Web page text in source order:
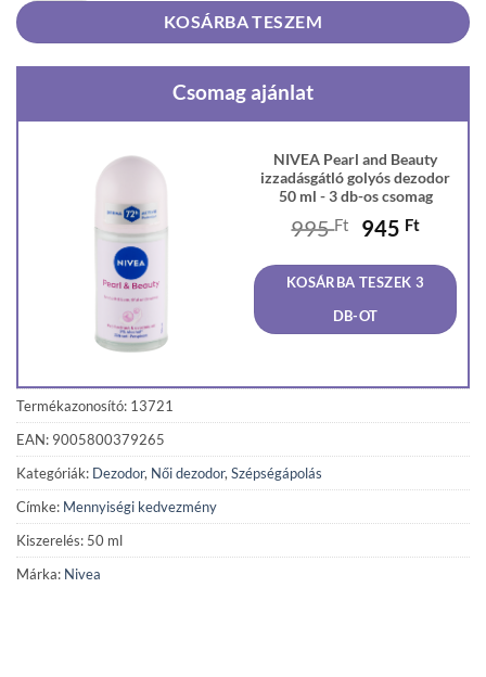
KOSÁRBA TESZEM
Csomag ajánlat
NIVEA Pearl and Beauty
izzadásgátló golyós dezodor
50 ml - 3 db-os csomag
995Ft
Original
was:
995 Ft.
945 Ft
is:
945
KOSÁRBA TESZEK 3
DB-OT
Termékazonosító: 13721
EAN: 9005800379265
Kategóriák: Dezodor, Női dezodor, Szépségápolás
Címke: Mennyiségi kedvezmény
Kiszerelés: 50 ml
Márka: Nivea